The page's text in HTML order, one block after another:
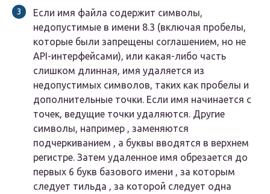
Если имя файла содержит символы,
недопустимые в имени 8.3 (включая пробелы,
которые были запрещены соглашением, но не
API-интерфейсами), или какая-либо часть
слишком длинная, имя удаляется из
недопустимых символов, таких как пробелы и
дополнительные точки. Если имя начинается с
точек, ведущие точки удаляются. Другие
символы, например , заменяются
подчеркиванием , а буквы вводятся в верхнем
регистре. Затем удаленное имя обрезается до
первых 6 букв базового имени , за которым
следует тильда , за которой следует одна